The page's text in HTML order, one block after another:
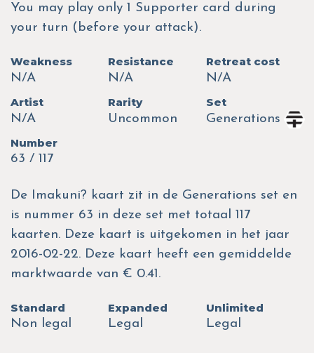
You may play only 1 Supporter card during
your turn (before your attack).
Weakness
N/A
Resistance
N/A
Retreat cost
N/A
Artist
N/A
Rarity
Uncommon
Set
Generations
Number
63 / 117
De Imakuni? kaart zit in de Generations set en
is nummer 63 in deze set met totaal 117
kaarten. Deze kaart is uitgekomen in het jaar
2016-02-22. Deze kaart heeft een gemiddelde
marktwaarde van € 0.41.
Standard
Non legal
Expanded
Legal
Unlimited
Legal